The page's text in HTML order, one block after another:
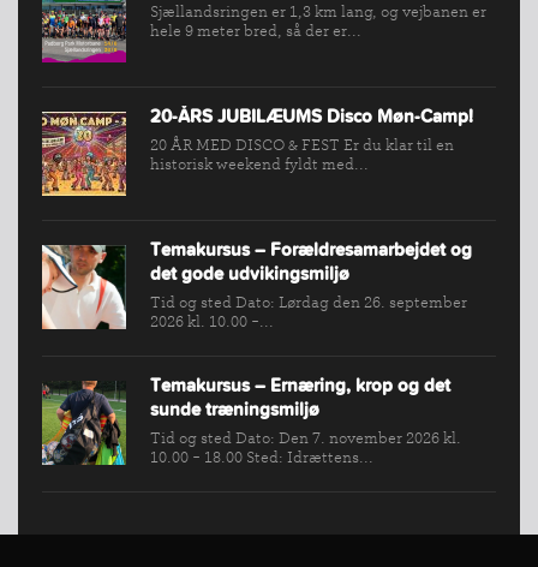
Sjællandsringen er 1,3 km lang, og vejbanen er
hele 9 meter bred, så der er...
20-ÅRS JUBILÆUMS Disco Møn-Camp!
20 ÅR MED DISCO & FEST Er du klar til en
historisk weekend fyldt med...
Temakursus – Forældresamarbejdet og
det gode udvikingsmiljø
Tid og sted Dato: Lørdag den 26. september
2026 kl. 10.00 -...
Temakursus – Ernæring, krop og det
sunde træningsmiljø
Tid og sted Dato: Den 7. november 2026 kl.
10.00 - 18.00 Sted: Idrættens...